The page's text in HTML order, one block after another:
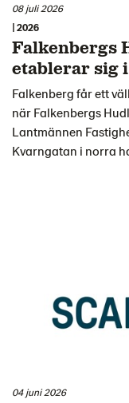
08 juli 2026
| 2026
Falkenbergs
etablerar sig
Falkenberg får ett
när Falkenbergs
Lantmännen
Kvarngatan i norra
04 juni 2026